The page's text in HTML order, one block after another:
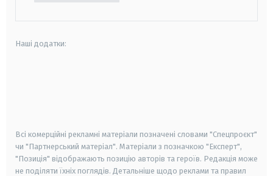
Наші додатки:
Всі комерційні рекламні матеріали позначені словами "Спецпроєкт"
чи "Партнерський матеріал". Матеріали з позначкою "Експерт",
"Позиція" відображають позицію авторів та героїв. Редакція може
не поділяти їхніх поглядів. Детальніше щодо реклами та правил